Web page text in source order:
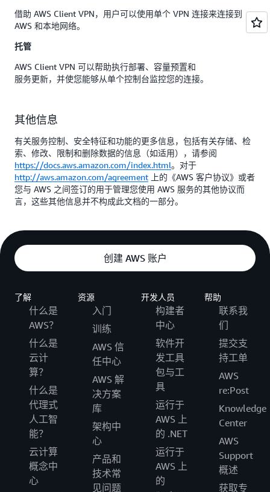
借助 AWS Client VPN，用户可以使用单个 VPN 连接来连接到
AWS 和本地网络。
托管
AWS Client VPN 可以帮助执行部署、容量预置和
服务更新，并使您能够从单个控制台监控您的连接。
其他信息
有关服务控制、安全特征和功能的更多信息，包括有关存储、检
索、修改、限制和删除数据的信息（如适用），请参阅
https://docs.aws.amazon.com/index.html。对于
http://aws.amazon.com/agreement 上的《AWS 客户协议》或者
您与 AWS 之间签订的用于管理您使用 AWS 服务的其他协议而
言，这些其他信息并不构成此文档的一部分。
创建 AWS 账户
了解
什么是
AWS？
什么是
云计
算？
什么是
代理式
人工智
能？
云计算
概念中
心
资源
入门
训练
AWS 信
任中心
AWS 解
决方案
库
架构中
心
产品和
技术常
见问题
开发人员
构建者
中心
软件开
发工具
包与工
具
运行于
AWS 上
的 .NET
运行于
AWS 上
的
帮助
联系我
们
提交支
持工单
AWS
re:Post
Knowledge
Center
AWS
Support
概述
获取专